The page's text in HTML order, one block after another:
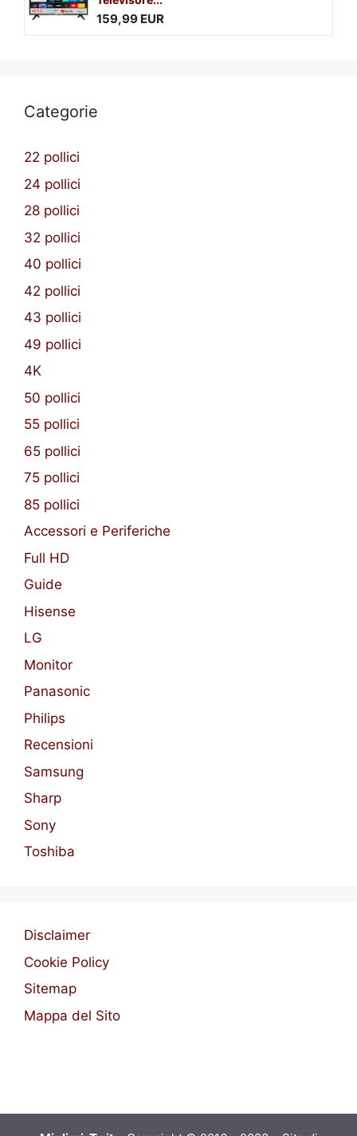
159,99 EUR
Categorie
22 pollici
24 pollici
28 pollici
32 pollici
40 pollici
42 pollici
43 pollici
49 pollici
4K
50 pollici
55 pollici
65 pollici
75 pollici
85 pollici
Accessori e Periferiche
Full HD
Guide
Hisense
LG
Monitor
Panasonic
Philips
Recensioni
Samsung
Sharp
Sony
Toshiba
Disclaimer
Cookie Policy
Sitemap
Mappa del Sito